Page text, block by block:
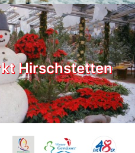
Hirschstetten